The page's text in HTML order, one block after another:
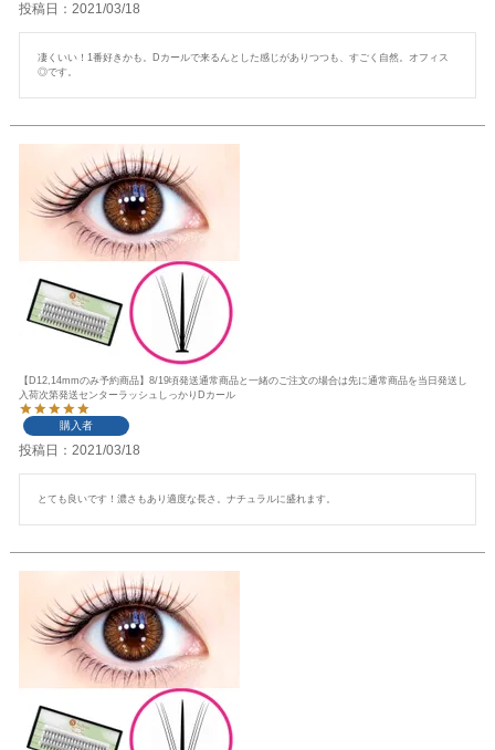
投稿日 2021/03/18
凄くいい！1番好きかも。Dカールで来るんとした感じがありつつも、すごく自然。オフィス
◎です。
【D12,14mmのみ予約商品】8/19頃発送通常商品と一緒のご注文の場合は先に通常商品を当日発送し
入荷次第発送センターラッシュしっかりDカール
購入者
投稿日 2021/03/18
とても良いです！濃さもあり適度な長さ。ナチュラルに盛れます。